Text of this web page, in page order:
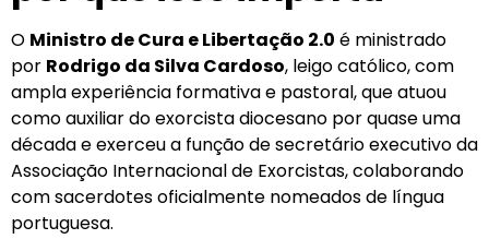
O Ministro de Cura e Libertação 2.0 é ministrado
por Rodrigo da Silva Cardoso, leigo católico, com
ampla experiência formativa e pastoral, que atuou
como auxiliar do exorcista diocesano por quase uma
década e exerceu a função de secretário executivo da
Associação Internacional de Exorcistas, colaborando
com sacerdotes oficialmente nomeados de língua
portuguesa.